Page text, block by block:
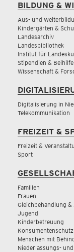
BILDUNG &
Aus- und
Kindergärten &
Landesarchiv
Landesbibliothek
Institut für
Stipendien &
Wissenschaft &
Digitalisierung in
Telekommunikation
FREIZEIT &
Freizeit &
Sport
Familien
Frauen
Gleichbehandlung
Jugend
Kinderbetreuung
Konsumentenschutz
Menschen mit
Niederlassungs-